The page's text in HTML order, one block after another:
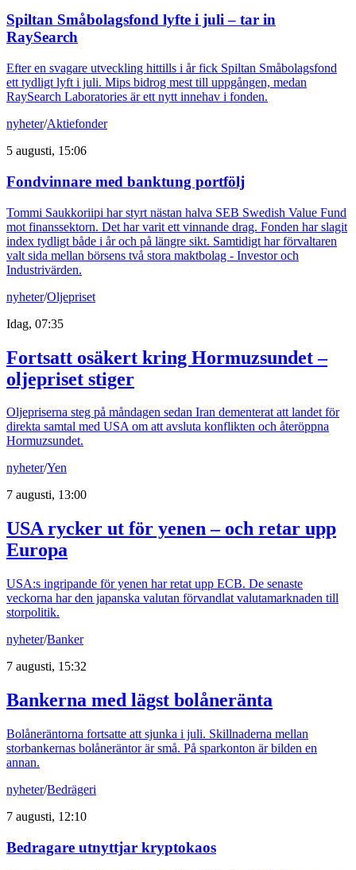
Spiltan Småbolagsfond lyfte i juli – tar in
RaySearch
Efter en svagare utveckling hittills i år fick Spiltan Småbolagsfond
ett tydligt lyft i juli. Mips bidrog mest till uppgången, medan
RaySearch Laboratories är ett nytt innehav i fonden.
nyheter/Aktiefonder
5 augusti, 15:06
Fondvinnare med banktung portfölj
Tommi Saukkoriipi har styrt nästan halva SEB Swedish Value Fund
mot finanssektorn. Det har varit ett vinnande drag. Fonden har slagit
index tydligt både i år och på längre sikt. Samtidigt har förvaltaren
valt sida mellan börsens två stora maktbolag - Investor och
Industrivärden.
nyheter/Oljepriset
Idag, 07:35
Fortsatt osäkert kring Hormuzsundet –
oljepriset stiger
Oljepriserna steg på måndagen sedan Iran dementerat att landet för
direkta samtal med USA om att avsluta konflikten och återöppna
Hormuzsundet.
nyheter/Yen
7 augusti, 13:00
USA rycker ut för yenen – och retar upp
Europa
USA:s ingripande för yenen har retat upp ECB. De senaste
veckorna har den japanska valutan förvandlat valutamarknaden till
storpolitik.
nyheter/Banker
7 augusti, 15:32
Bankerna med lägst bolåneränta
Bolåneräntorna fortsatte att sjunka i juli. Skillnaderna mellan
storbankernas bolåneräntor är små. På sparkonton är bilden en
annan.
nyheter/Bedrägeri
7 augusti, 12:10
Bedragare utnyttjar kryptokaos